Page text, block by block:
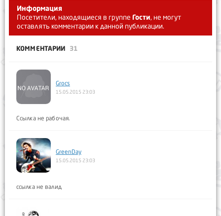
Информация
Посетители, находящиеся в группе Гости, не могут
оставлять комментарии к данной публикации.
КОММЕНТАРИИ 31
Grocs
15.05.2015 23:03
Ссылка не рабочая.
GreenDay
15.05.2015 23:03
ссылка не валид